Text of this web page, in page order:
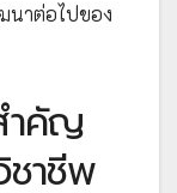
นาต่อไปของ
ำคัญ
ชาชีพ